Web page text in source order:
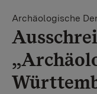
Archäologische